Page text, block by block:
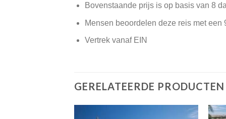
Bovenstaande prijs is op basis van 8
Mensen beoordelen deze reis met een
Vertrek vanaf EIN
GERELATEERDE PRODUCTEN